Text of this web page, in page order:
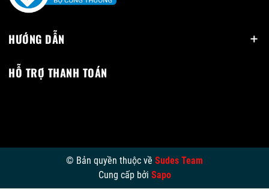
HƯỚNG DẪN
HỖ TRỢ THANH TOÁN
© Bản quyền thuộc về Sudes Team
Cung cấp bởi Sapo